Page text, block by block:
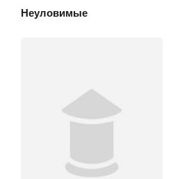
Неуловимые